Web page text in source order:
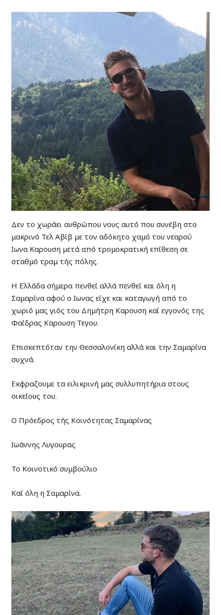
Δεν το χωράει ανθρώπου νους αυτό που συνέβη στο
μακρινό Τελ Αβίβ με τον αδόκητο χαμό του νεαρού
Ιωνα Καρουση μετά από τρομοκρατική επίθεση σε
σταθμό τραμ τής πόλης.
Η Ελλάδα σήμερα πενθεί αλλά πενθεί και όλη η
Σαμαρίνα αφού ο Ιωνας είχε και καταγωγή από το
χωριό μας γιός του Δημήτρη Καρουση καί εγγονός της
Φαίδρας Καρουση Τεγου.
Επισκεπτόταν την Θεσσαλονίκη αλλά και την Σαμαρίνα
συχνά.
Εκφραζουμε τα ειλικρινή μας συλλυπητήρια στους
οικείους του.
Ο Πρόεδρος τής Κοινότητας Σαμαρίνας
Ιωάννης Λυγουρας
Το Κοινοτικό συμβούλιο
Καί όλη η Σαμαρίνα.